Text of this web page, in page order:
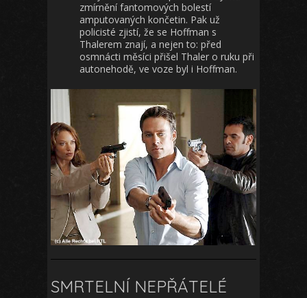
zmírnění fantomových bolestí
amputovaných končetin. Pak už
policisté zjistí, že se Hoffman s
Thalerem znají, a nejen to: před
osmnácti měsíci přišel Thaler o ruku při
autonehodě, ve voze byl i Hoffman.
SMRTELNÍ NEPŘÁTELÉ